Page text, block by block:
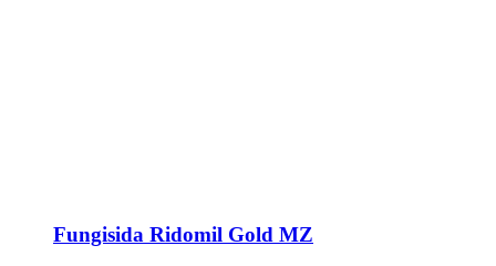
Fungisida Ridomil Gold MZ